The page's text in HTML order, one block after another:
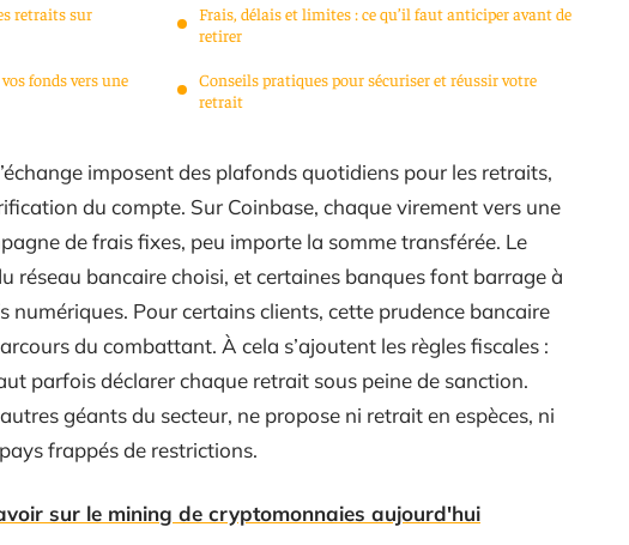
retraits sur
fonds vers une
Frais, délais et limites : ce qu’il faut anticiper avant de
retirer
Conseils pratiques pour sécuriser et réussir votre
retrait
imposent des plafonds quotidiens pour les retraits,
du compte. Sur Coinbase, chaque virement vers une
de frais fixes, peu importe la somme transférée. Le
réseau bancaire choisi, et certaines banques font barrage à
numériques. Pour certains clients, cette prudence bancaire
du combattant. À cela s’ajoutent les règles fiscales :
parfois déclarer chaque retrait sous peine de sanction.
géants du secteur, ne propose ni retrait en espèces, ni
frappés de restrictions.
sur le mining de cryptomonnaies aujourd'hui